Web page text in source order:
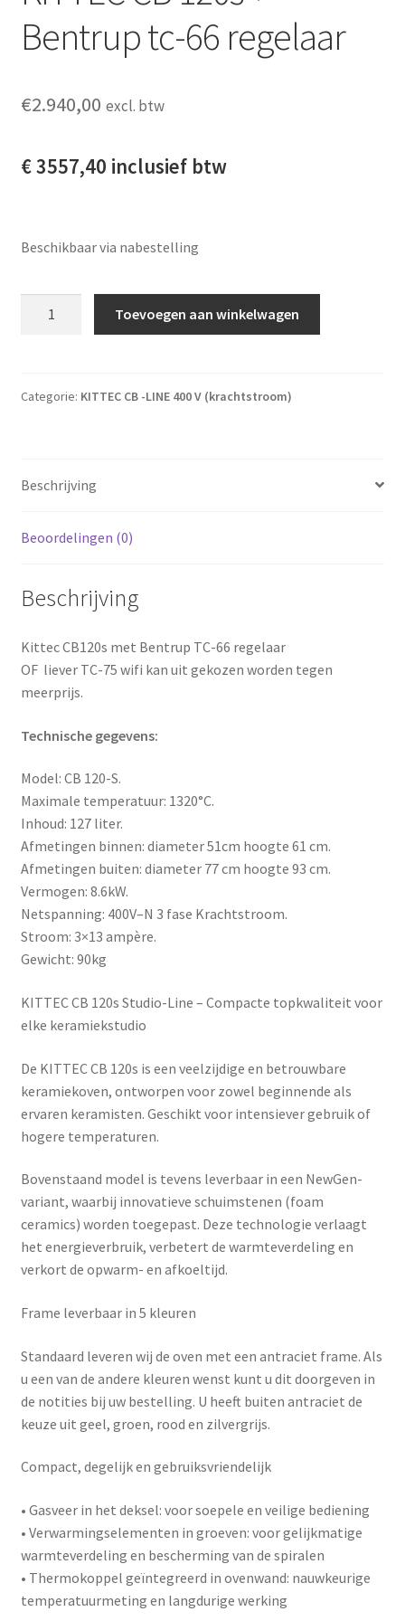
Bentrup tc-66 regelaar
€2.940,00 excl. btw
€ 3557,40 inclusief btw
Beschikbaar via nabestelling
Toevoegen aan winkelwagen
Categorie: KITTEC CB -LINE 400 V (krachtstroom)
Beschrijving
Beoordelingen (0)
Beschrijving
Kittec CB120s met Bentrup TC-66 regelaar
OF liever TC-75 wifi kan uit gekozen worden tegen
meerprijs.
Technische gegevens:
Model: CB 120-S.
Maximale temperatuur: 1320°C.
Inhoud: 127 liter.
Afmetingen binnen: diameter 51cm hoogte 61 cm.
Afmetingen buiten: diameter 77 cm hoogte 93 cm.
Vermogen: 8.6kW.
Netspanning: 400V–N 3 fase Krachtstroom.
Stroom: 3×13 ampère.
Gewicht: 90kg
KITTEC CB 120s Studio-Line – Compacte topkwaliteit voor
elke keramiekstudio
De KITTEC CB 120s is een veelzijdige en betrouwbare
keramiekoven, ontworpen voor zowel beginnende als
ervaren keramisten. Geschikt voor intensiever gebruik of
hogere temperaturen.
Bovenstaand model is tevens leverbaar in een NewGen-
variant, waarbij innovatieve schuimstenen (foam
ceramics) worden toegepast. Deze technologie verlaagt
het energieverbruik, verbetert de warmteverdeling en
verkort de opwarm- en afkoeltijd.
Frame leverbaar in 5 kleuren
Standaard leveren wij de oven met een antraciet frame. Als
u een van de andere kleuren wenst kunt u dit doorgeven in
de notities bij uw bestelling. U heeft buiten antraciet de
keuze uit geel, groen, rood en zilvergrijs.
Compact, degelijk en gebruiksvriendelijk
• Gasveer in het deksel: voor soepele en veilige bediening
• Verwarmingselementen in groeven: voor gelijkmatige
warmteverdeling en bescherming van de spiralen
• Thermokoppel geïntegreerd in ovenwand: nauwkeurige
temperatuurmeting en langdurige werking